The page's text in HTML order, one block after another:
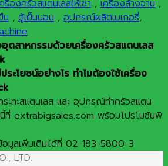
รื่องครัวสแตนเลสให้เช่า , เครื่องล้างจาน ,
น , ตู้เย็นนอน , อุปกรณ์ผลิตเบเกอรี่,
ตสาหกรรมด้วยเครื่องครัวสแตนเลส
ระโยชน์อย่างไร ทำไมต้องใช้เครื่อง
ะทะสแตนเลส และ อุปกรณ์ทำครัวสแตน
ที่ extrabigsales.com พร้อมโปรโมชั่นพิ
มูลเพิ่มเติมได้ที่ 02-183-5800-3
LTD.